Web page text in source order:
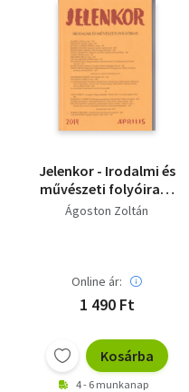
Jelenkor - Irodalmi és
művészeti folyóirat -
2014. április
Ágoston Zoltán
Online ár:
1 490 Ft
Kosárba
4 - 6 munkanap